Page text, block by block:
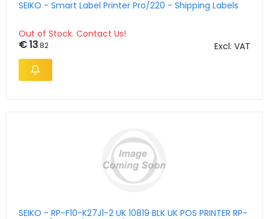
SEIKO - Smart Label Printer Pro/220 - Shipping Labels
Out of Stock. Contact Us!
€ 13.82 Excl. VAT
SEIKO - RP-F10-K27J1-2 UK 10819 BLK UK POS PRINTER RP-